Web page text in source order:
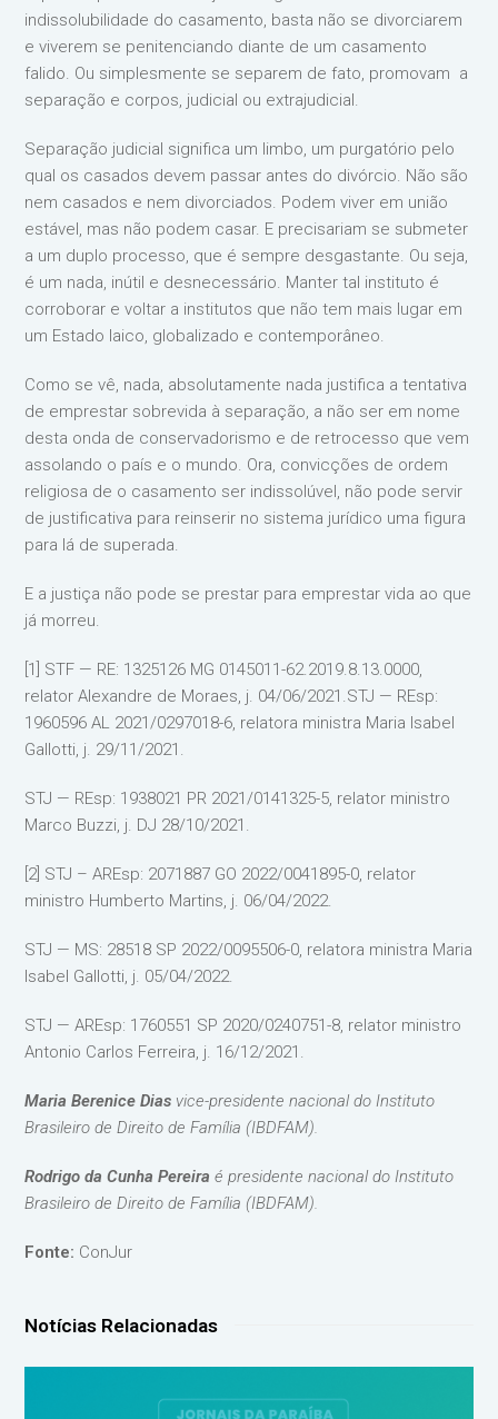
indissolubilidade do casamento, basta não se divorciarem
e viverem se penitenciando diante de um casamento
falido. Ou simplesmente se separem de fato, promovam a
separação e corpos, judicial ou extrajudicial.
Separação judicial significa um limbo, um purgatório pelo
qual os casados devem passar antes do divórcio. Não são
nem casados e nem divorciados. Podem viver em união
estável, mas não podem casar. E precisariam se submeter
a um duplo processo, que é sempre desgastante. Ou seja,
é um nada, inútil e desnecessário. Manter tal instituto é
corroborar e voltar a institutos que não tem mais lugar em
um Estado laico, globalizado e contemporâneo.
Como se vê, nada, absolutamente nada justifica a tentativa
de emprestar sobrevida à separação, a não ser em nome
desta onda de conservadorismo e de retrocesso que vem
assolando o país e o mundo. Ora, convicções de ordem
religiosa de o casamento ser indissolúvel, não pode servir
de justificativa para reinserir no sistema jurídico uma figura
para lá de superada.
E a justiça não pode se prestar para emprestar vida ao que
já morreu.
[1] STF — RE: 1325126 MG 0145011-62.2019.8.13.0000,
relator Alexandre de Moraes, j. 04/06/2021.STJ — REsp:
1960596 AL 2021/0297018-6, relatora ministra Maria Isabel
Gallotti, j. 29/11/2021.
STJ — REsp: 1938021 PR 2021/0141325-5, relator ministro
Marco Buzzi, j. DJ 28/10/2021.
[2] STJ – AREsp: 2071887 GO 2022/0041895-0, relator
ministro Humberto Martins, j. 06/04/2022.
STJ — MS: 28518 SP 2022/0095506-0, relatora ministra Maria
Isabel Gallotti, j. 05/04/2022.
STJ — AREsp: 1760551 SP 2020/0240751-8, relator ministro
Antonio Carlos Ferreira, j. 16/12/2021.
Maria Berenice Dias vice-presidente nacional do Instituto
Brasileiro de Direito de Família (IBDFAM).
Rodrigo da Cunha Pereira é presidente nacional do Instituto
Brasileiro de Direito de Família (IBDFAM).
Fonte: ConJur
Notícias Relacionadas